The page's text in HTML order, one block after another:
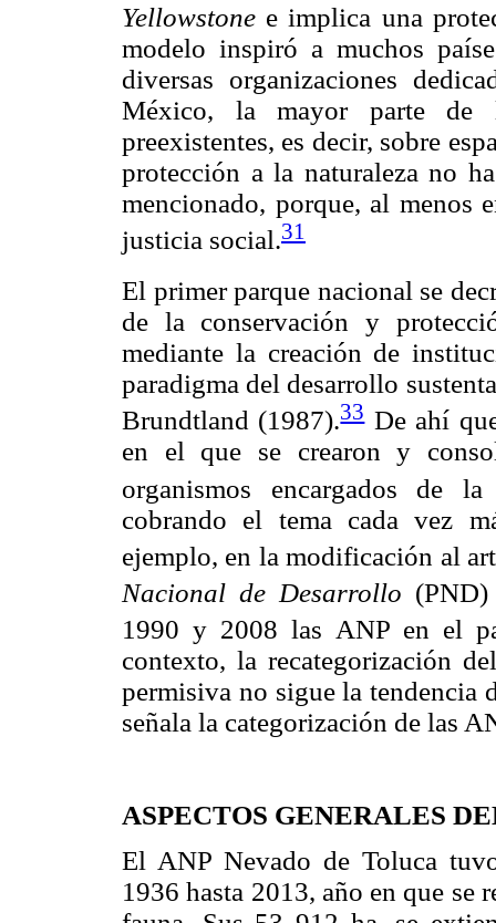
Yellowstone e implica una
modelo inspiró a muchos
diversas organizaciones
México, la mayor parte de
preexistentes, es decir, sobre
protección a la naturaleza no
mencionado, porque, al menos
justicia social.31
El primer parque nacional se
de la conservación y
mediante la creación de
paradigma del desarrollo
Brundtland (1987).33De ahí
en el que se crearon y
organismos encargados de
cobrando el tema cada vez
ejemplo, en la modificación al
Nacional de Desarrollo
1990 y 2008 las ANP en el
contexto, la recategorización
permisiva no sigue la
señala la categorización de las
ASPECTOS GENERALES
El ANP Nevado de Toluca
1936 hasta 2013, año en que se